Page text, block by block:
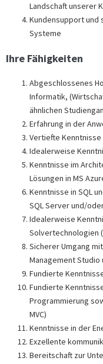
Landschaft unserer
Kundensupport und
Systeme
Ihre Fähigkeiten
Abgeschlossenes
Informatik,
ähnlichen
Erfahrung in der
Vertiefte Kenntnisse
Idealerweise
Kenntnisse im
Lösungen in MS
Kenntnisse in SQL
SQL Server und/
Idealerweise
Solvertechnologien
Sicherer Umgang
Management
Fundierte
Fundierte
Programmierung
MVC)
Kenntnisse in der
Exzellente
Bereitschaft zur